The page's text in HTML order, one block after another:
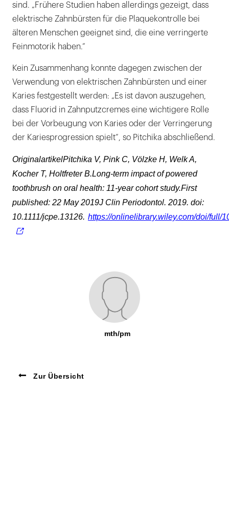
sind. „Frühere Studien haben allerdings gezeigt, dass
elektrische Zahnbürsten für die Plaquekontrolle bei
älteren Menschen geeignet sind, die eine verringerte
Feinmotorik haben.“
Kein Zusammenhang konnte dagegen zwischen der
Verwendung von elektrischen Zahnbürsten und einer
Karies festgestellt werden: „Es ist davon auszugehen,
dass Fluorid in Zahnputzcremes eine wichtigere Rolle
bei der Vorbeugung von Karies oder der Verringerung
der Kariesprogression spielt“, so Pitchika abschließend.
OriginalartikelPitchika V, Pink C, Völzke H, Welk A,
Kocher T, Holtfreter B.Long-term impact of powered
toothbrush on oral health: 11-year cohort study.First
published: 22 May 2019J Clin Periodontol. 2019. doi:
10.1111/jcpe.13126. https://onlinelibrary.wiley.com/doi/full/
mth/pm
Zur Übersicht